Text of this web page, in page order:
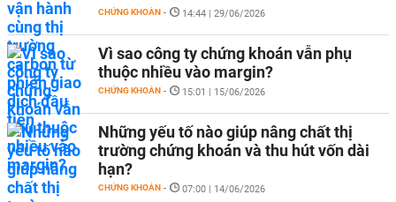
CHỨNG KHOÁN - 14:44 | 29/06/2026
Vì sao công ty chứng khoán vẫn phụ
thuộc nhiều vào margin?
CHỨNG KHOÁN - 15:01 | 15/06/2026
Những yếu tố nào giúp nâng chất thị
trường chứng khoán và thu hút vốn dài
hạn?
CHỨNG KHOÁN - 07:00 | 14/06/2026